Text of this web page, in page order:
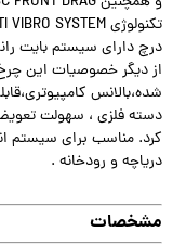
تکنولوژی AVS-ANTI VIBRO SYSTEM یا سیستم ضد لرزش است .
درچ دارای سیستم بایت
از دیگر خصوصیات این
شده،بالانس
دسته فلزی ، سهولت
کرد. مناسب برای سيستم
دریاچه و رودخانه .‌‌
مشخصات